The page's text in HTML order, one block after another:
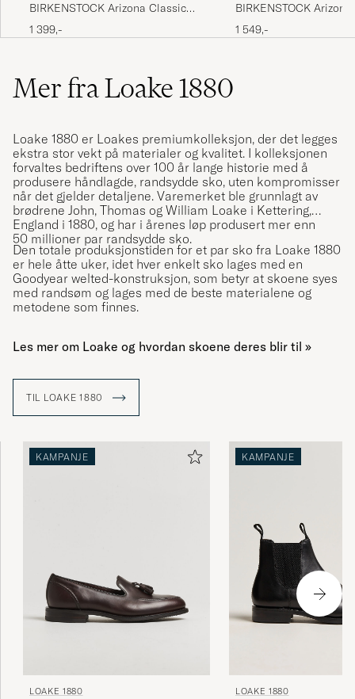
BIRKENSTOCK Arizona Classic
Footbed Tabacco Oiled Leather
1 399,-
BIRKENSTOCK
Footbed Mocca Suede
1 549,-
Mer fra Loake 1880
Loake 1880 er Loakes premiumkolleksjon, der det legges
ekstra stor vekt på materialer og kvalitet. I kolleksjonen
forvaltes bedriftens over 100 år lange historie med å
produsere håndlagde, randsydde sko, uten kompromisser
når det gjelder detaljene. Varemerket ble grunnlagt av
brødrene John, Thomas og William Loake i Kettering,
England i 1880, og har i årenes løp produsert mer enn
50 millioner par randsydde sko.
Den totale produksjonstiden for et par sko fra Loake 1880
er hele åtte uker, idet hver enkelt sko lages med en
Goodyear welted-konstruksjon, som betyr at skoene syes
med randsøm og lages med de beste materialene og
metodene som finnes.
Les mer om Loake og hvordan skoene deres blir til »
TIL LOAKE 1880
KAMPANJE
LOAKE 1880
KAMPANJE
LOAKE 1880